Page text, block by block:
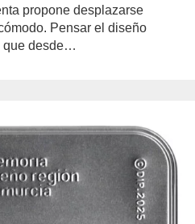
propone desplazarse
Pensar el diseño
que desde…